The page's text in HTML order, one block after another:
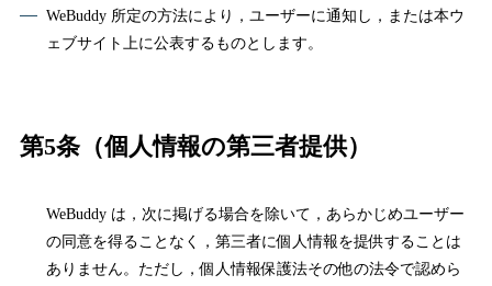
WeBuddy 所定の方法により，ユーザーに通知し，または本ウ
ェブサイト上に公表するものとします。
第5条（個人情報の第三者提供）
WeBuddy は，次に掲げる場合を除いて，あらかじめユーザー
の同意を得ることなく，第三者に個人情報を提供することは
ありません。ただし，個人情報保護法その他の法令で認めら